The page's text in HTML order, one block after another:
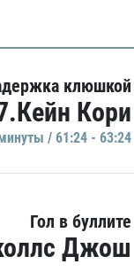
клюшкой
Кори
/ 61:24 - 63:24
Гол в буллите
Джош